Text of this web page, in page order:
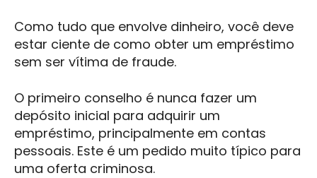
Como tudo que envolve dinheiro, você deve
estar ciente de como obter um empréstimo
sem ser vítima de fraude.
O primeiro conselho é nunca fazer um
depósito inicial para adquirir um
empréstimo, principalmente em contas
pessoais. Este é um pedido muito típico para
uma oferta criminosa.